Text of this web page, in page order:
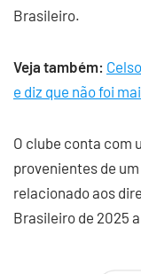
Brasileiro.
Veja também:
e diz que não foi
O clube conta com
provenientes de
relacionado aos
Brasileiro de 2025